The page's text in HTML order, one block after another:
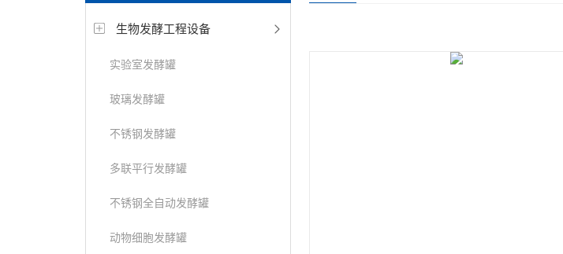
生物发酵工程设备
实验室发酵罐
玻璃发酵罐
不锈钢发酵罐
多联平行发酵罐
不锈钢全自动发酵罐
动物细胞发酵罐